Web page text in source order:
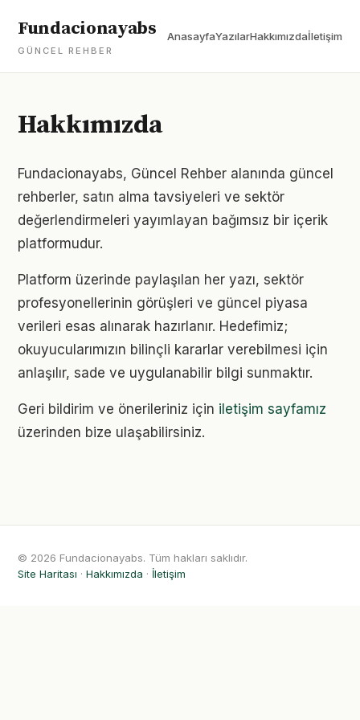
Fundacionayabs
GÜNCEL REHBER
AnasayfaYazılarHakkımızdaİletişim
Hakkımızda
Fundacionayabs, Güncel Rehber alanında güncel
rehberler, satın alma tavsiyeleri ve sektör
değerlendirmeleri yayımlayan bağımsız bir içerik
platformudur.
Platform üzerinde paylaşılan her yazı, sektör
profesyonellerinin görüşleri ve güncel piyasa
verileri esas alınarak hazırlanır. Hedefimiz;
okuyucularımızın bilinçli kararlar verebilmesi için
anlaşılır, sade ve uygulanabilir bilgi sunmaktır.
Geri bildirim ve önerileriniz için iletişim sayfamız
üzerinden bize ulaşabilirsiniz.
© 2026 Fundacionayabs. Tüm hakları saklıdır.
Site Haritası · Hakkımızda · İletişim